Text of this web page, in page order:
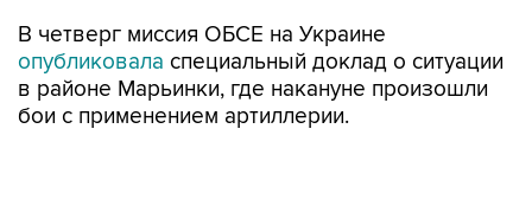
В четверг миссия ОБСЕ на Украине
опубликовала специальный доклад о ситуации
в районе Марьинки, где накануне произошли
бои с применением артиллерии.